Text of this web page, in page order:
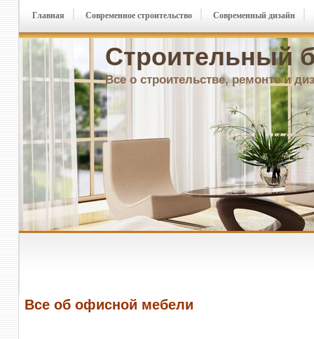
Строительный
Все о строительстве, ремонте и
Главная Современное строительство Современный дизайн
Все об офисной мебели